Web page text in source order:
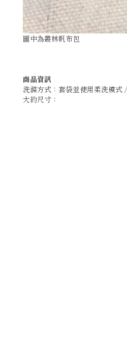
圖中為叢林帆布包
商品資訊
洗滌方式： 套袋並使用柔洗模式
大約尺寸：